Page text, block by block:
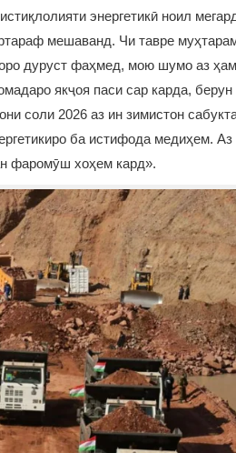
энергетикӣ ноил
мешаванд. Чи тавре
дуруст фаҳмед, мою шумо аз
якҷоя паси сар карда,
соли 2026 аз ин зимистон
ба истифода медиҳем.
фаромӯш хоҳем кард».